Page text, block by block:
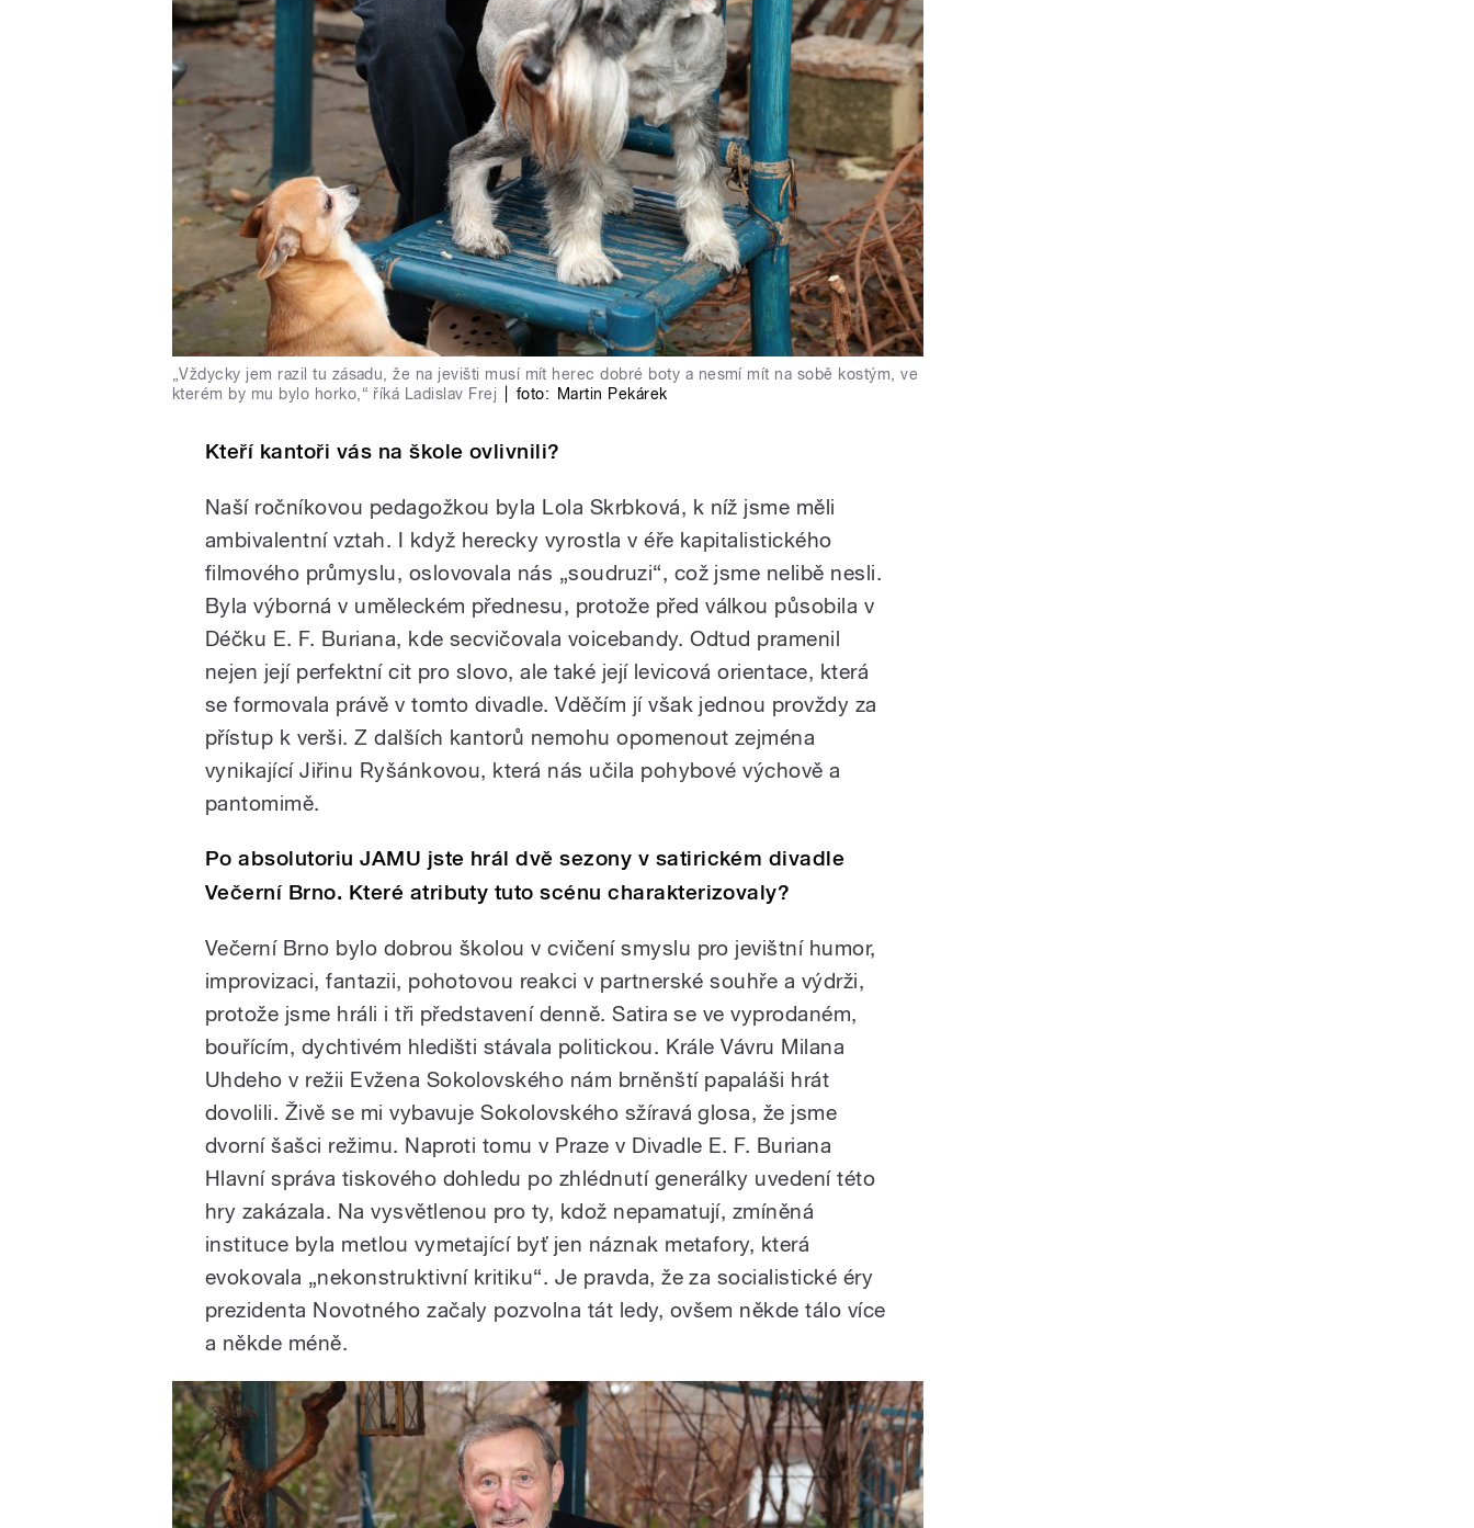
„Vždycky jem razil tu zásadu, že na jevišti musí mít herec dobré boty a nesmí mít na sobě kostým, ve
kterém by mu bylo horko,“ říká Ladislav Frej
foto: Martin Pekárek
Kteří kantoři vás na škole ovlivnili?
Naší ročníkovou pedagožkou byla Lola Skrbková, k níž jsme měli
ambivalentní vztah. I když herecky vyrostla v éře kapitalistického
filmového průmyslu, oslovovala nás „soudruzi“, což jsme nelibě nesli.
Byla výborná v uměleckém přednesu, protože před válkou působila v
Déčku E. F. Buriana, kde secvičovala voicebandy. Odtud pramenil
nejen její perfektní cit pro slovo, ale také její levicová orientace, která
se formovala právě v tomto divadle. Vděčím jí však jednou provždy za
přístup k verši. Z dalších kantorů nemohu opomenout zejména
vynikající Jiřinu Ryšánkovou, která nás učila pohybové výchově a
pantomimě.
Po absolutoriu JAMU jste hrál dvě sezony v satirickém divadle
Večerní Brno. Které atributy tuto scénu charakterizovaly?
Večerní Brno bylo dobrou školou v cvičení smyslu pro jevištní humor,
improvizaci, fantazii, pohotovou reakci v partnerské souhře a výdrži,
protože jsme hráli i tři představení denně. Satira se ve vyprodaném,
bouřícím, dychtivém hledišti stávala politickou. Krále Vávru Milana
Uhdeho v režii Evžena Sokolovského nám brněnští papaláši hrát
dovolili. Živě se mi vybavuje Sokolovského sžíravá glosa, že jsme
dvorní šašci režimu. Naproti tomu v Praze v Divadle E. F. Buriana
Hlavní správa tiskového dohledu po zhlédnutí generálky uvedení této
hry zakázala. Na vysvětlenou pro ty, kdož nepamatují, zmíněná
instituce byla metlou vymetající byť jen náznak metafory, která
evokovala „nekonstruktivní kritiku“. Je pravda, že za socialistické éry
prezidenta Novotného začaly pozvolna tát ledy, ovšem někde tálo více
a někde méně.